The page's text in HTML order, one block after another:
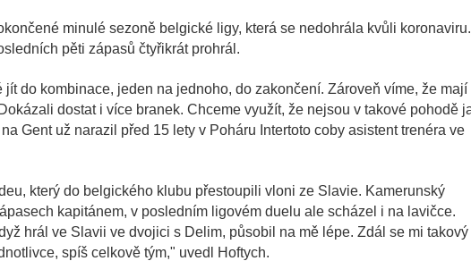
minulé sezoně belgické ligy, která se nedohrála kvůli
pěti zápasů čtyřikrát prohrál.
do kombinace, jeden na jednoho, do zakončení. Zároveň víme, že mají
dostat i více branek. Chceme využít, že nejsou v takové pohodě
Gent už narazil před 15 lety v Poháru Intertoto coby asistent trenéra ve
který do belgického klubu přestoupili vloni ze Slavie. Kamerunský
kapitánem, v posledním ligovém duelu ale scházel i na lavičce.
hrál ve Slavii ve dvojici s Delim, působil na mě lépe. Zdál se mi takový
spíš celkově tým," uvedl Hoftych.